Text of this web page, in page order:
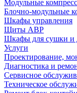
Модульные
Блочно-модульные
Шкафы управления
Щиты АВР
Шкафы для сушки и
Услуги
Проектирование,
Диагностика и
Сервисное
Техническое